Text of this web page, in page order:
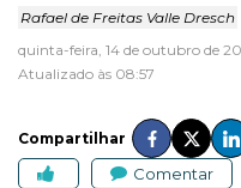
Rafael de Freitas Valle Dresch
quinta-feira, 14 de outubro de
Atualizado às 08:57
Compartilhar
Comentar